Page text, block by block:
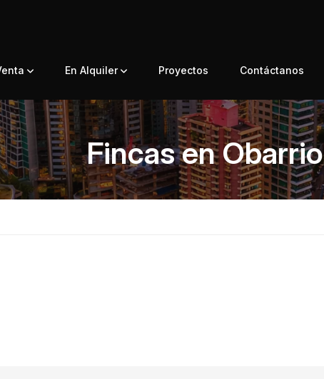
En Alquiler Proyectos Contáctanos
Fincas en Obarrio